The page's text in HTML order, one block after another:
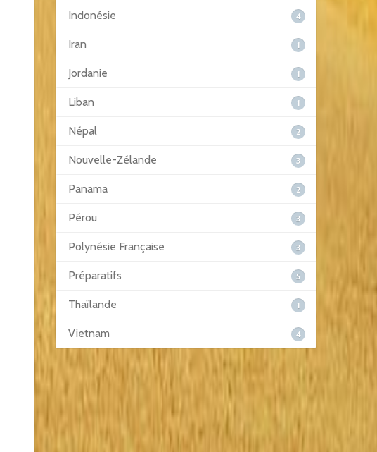
Indonésie 4
Iran 1
Jordanie 1
Liban 1
Népal 2
Nouvelle-Zélande 3
Panama 2
Pérou 3
Polynésie Française 3
Préparatifs 5
Thaïlande 1
Vietnam 4